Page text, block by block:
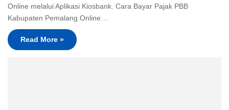
Online melalui Aplikasi Kiosbank. Cara Bayar Pajak PBB
Kabupaten Pemalang Online…
Read More »